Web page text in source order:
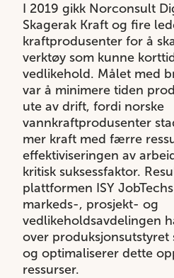
I 2019 gikk Norconsult
Skagerak Kraft og fire
kraftprodusenter for å
verktøy som kunne
vedlikehold. Målet med
var å minimere tiden
ute av drift, fordi norske
vannkraftprodusenter
mer kraft med færre
effektiviseringen av
kritisk suksessfaktor.
plattformen ISY
markeds-, prosjekt- og
vedlikeholdsavdelingen
over produksjonsutstyret
og optimaliserer dette
ressurser.